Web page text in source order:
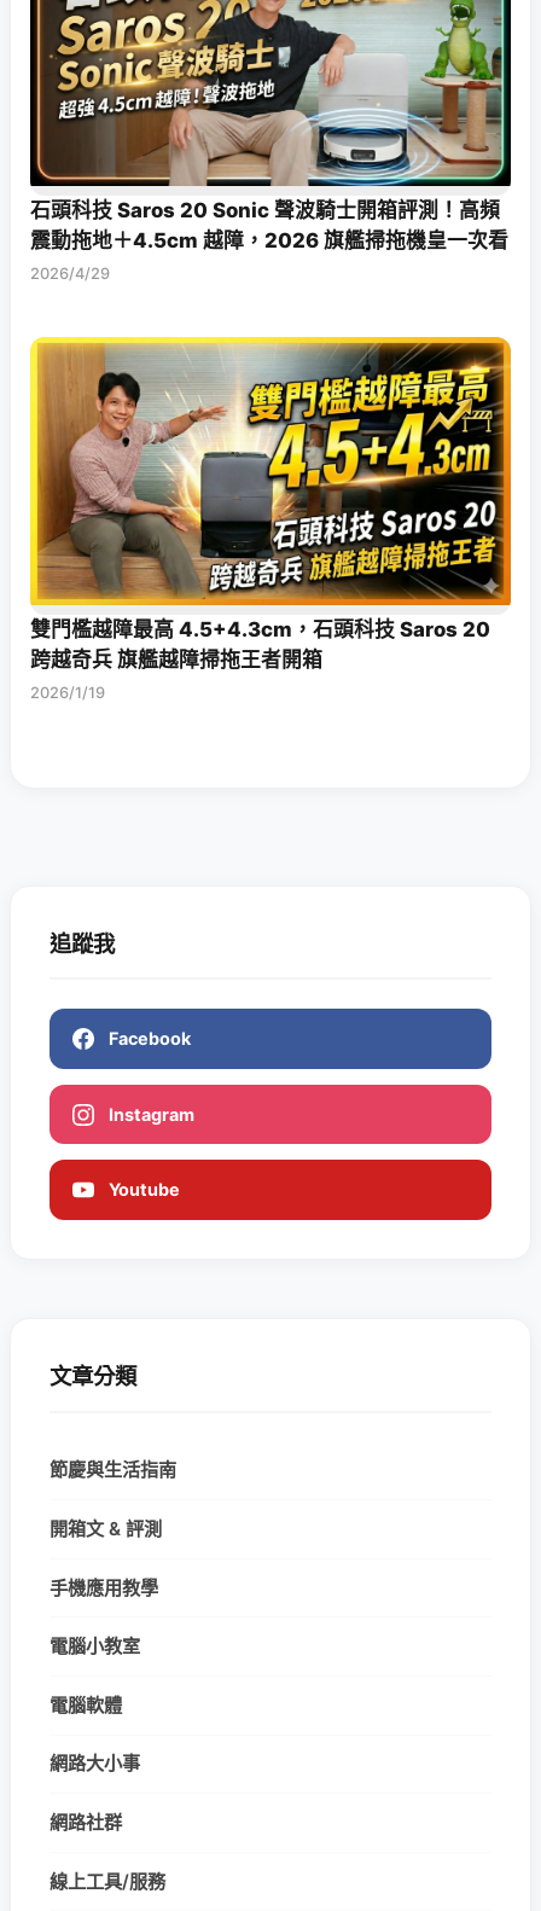
石頭科技 Saros 20 Sonic 聲波騎士開箱評測！高頻
震動拖地＋4.5cm 越障，2026 旗艦掃拖機皇一次看
2026/4/29
雙門檻越障最高 4.5+4.3cm，石頭科技 Saros 20
跨越奇兵 旗艦越障掃拖王者開箱
2026/1/19
追蹤我
Facebook
Instagram
Youtube
文章分類
節慶與生活指南
開箱文 & 評測
手機應用教學
電腦小教室
電腦軟體
網路大小事
網路社群
線上工具/服務